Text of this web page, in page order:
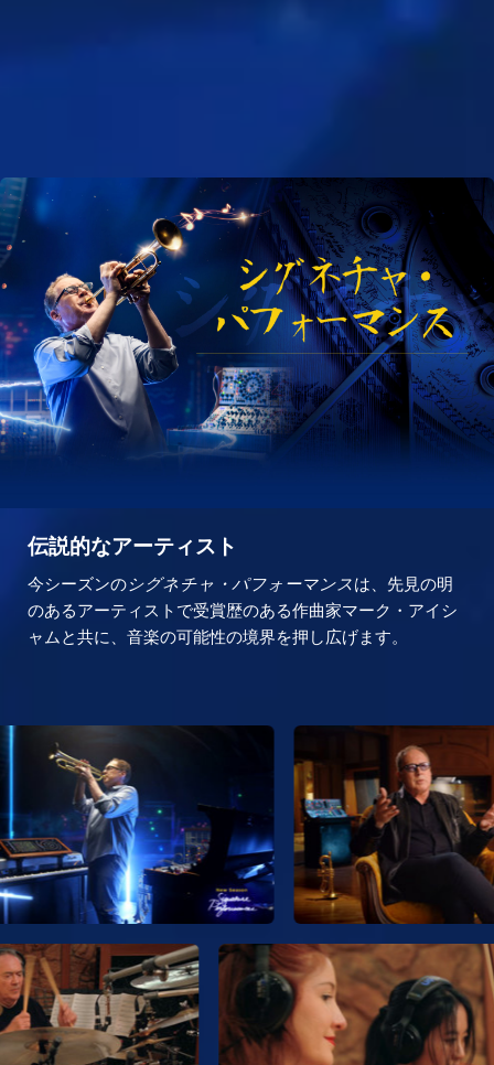
伝説的なアーティスト
今シーズンのシグネチャ・パフォーマンスは、先見の明
のあるアーティストで受賞歴のある作曲家マーク・アイシ
ャムと共に、音楽の可能性の境界を押し広げます。